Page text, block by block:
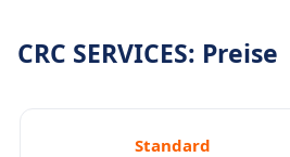
CRC SERVICES: Preise
Standard